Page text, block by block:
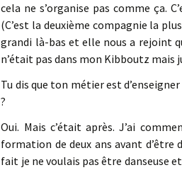
cela ne s’organise pas comme ça.
(C’est la deuxième compagnie la
grandi là-bas et elle nous a rejoint
n’était pas dans mon Kibboutz mais
Tu dis que ton métier est
?
Oui. Mais c’était après. J’ai
formation de deux ans avant d’être
fait je ne voulais pas être danseuse